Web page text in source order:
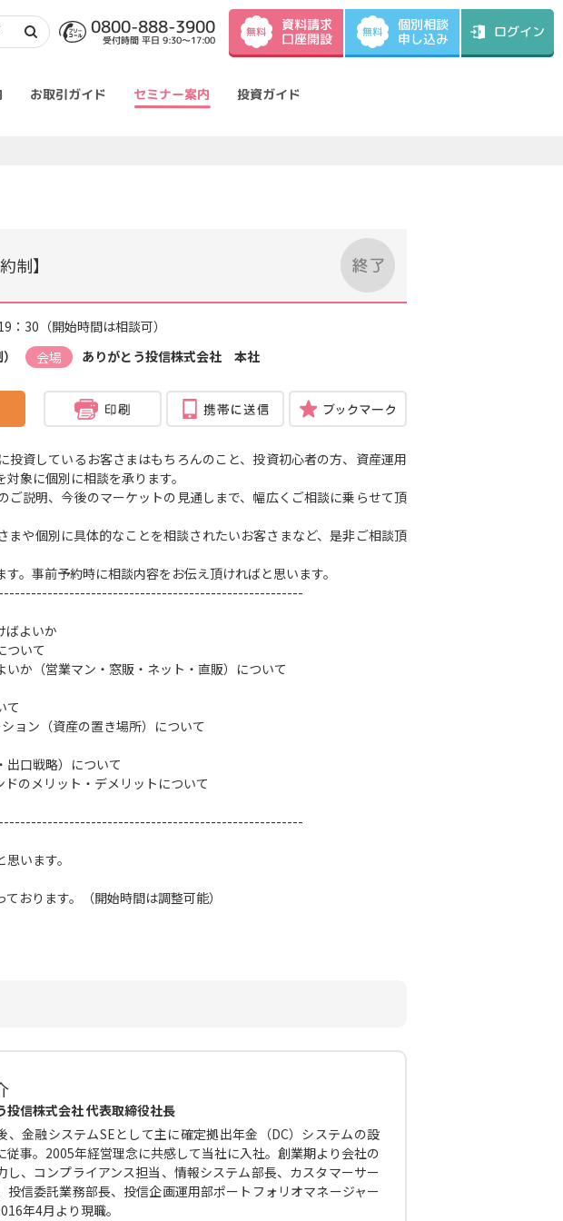
0800-888-3900
受付時間 平日 9:30～17:00
無料 資料請求
口座開設 無料 個別相談
申し込み ログイン
お取引ガイド セミナー案内 投資ガイド
制】
：30（開始時間は相談可）
会場 ありがとう投信株式会社 本社
投資しているお客さまはもちろんのこと、投資初心者の方、資産運用
象に個別に相談を承ります。
ご説明、今後のマーケットの見通しまで、幅広くご相談に乗らせて頂
まや個別に具体的なことを相談されたいお客さまなど、是非ご相談頂
。事前予約時に相談内容をお伝え頂ければと思います。
ばよいか
ついて
か（営業マン・窓販・ネット・直販）について
て
ョン（資産の置き場所）について
出口戦略）について
のメリット・デメリットについて
います。
おります。（開始時間は調整可能）
投信株式会社 代表取締役社長
、金融システムSEとして主に確定拠出年金（DC）システムの設
従事。2005年経営理念に共感して当社に入社。創業期より会社の
し、コンプライアンス担当、情報システム部長、カスタマーサー
投信委託業務部長、投信企画運用部ポートフォリオマネージャー
年4月より現職。